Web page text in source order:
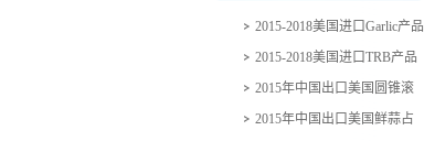
2015-2018美国进口Garlic产品
的金额及比例
2015-2018美国进口TRB产品
的金额及比例
2015年中国出口美国圆锥滚
子轴承及部件占美国市场比例
2015年中国出口美国鲜蒜占